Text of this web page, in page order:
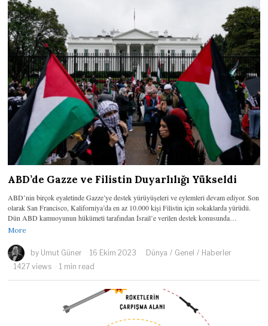
ABD’de Gazze ve Filistin Duyarlılığı Yükseldi
ABD’nin birçok eyaletinde Gazze’ye destek yürüyüşeleri ve eylemleri devam ediyor. Son
olarak San Francisco, Kaliforniya’da en az 10.000 kişi Filistin için sokaklarda yürüdü.
Dün ABD kamuoyunun hükümeti tarafından İsrail’e verilen destek konusunda…
More
by Umut Güner 16 Ekim 2023 Dünya / Genel / Haberler
1427 views
1 min read